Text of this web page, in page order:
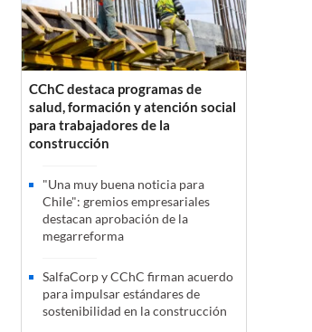
CChC destaca programas de
salud, formación y atención social
para trabajadores de la
construcción
"Una muy buena noticia para
Chile": gremios empresariales
destacan aprobación de la
megarreforma
SalfaCorp y CChC firman acuerdo
para impulsar estándares de
sostenibilidad en la construcción